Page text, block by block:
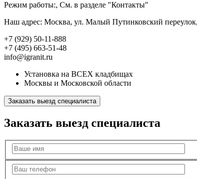
Режим работы:, См. в разделе "Контакты"
Наш адрес: Москва, ул. Малый Путинковский
+7 (929) 50-11-888
+7 (495) 663-51-48
info@igranit.ru
Установка на ВСЕХ кладбищах
Москвы и Московской области
Заказать выезд специалиста
Заказать выезд специалиста